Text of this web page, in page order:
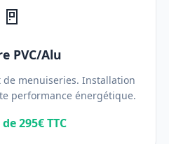
🚪
PVC/Alu
de menuiseries. Installation
performance énergétique.
295€ TTC